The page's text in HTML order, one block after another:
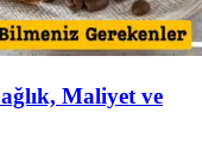
Maliyet ve